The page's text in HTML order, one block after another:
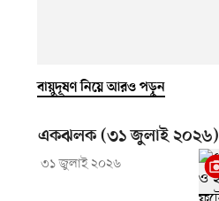
বায়ুদূষণ নিয়ে আরও পড়ুন
একঝলক (৩১ জুলাই ২০২৬)
৩১ জুলাই ২০২৬